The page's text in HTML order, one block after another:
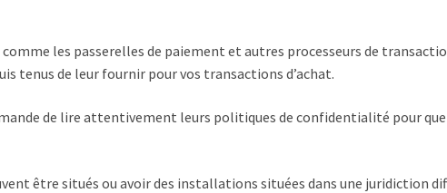
les passerelles de paiement et autres processeurs de
tenus de leur fournir pour vos transactions d’achat.
de lire attentivement leurs politiques de confidentialité pour
être situés ou avoir des installations situées dans une juridiction